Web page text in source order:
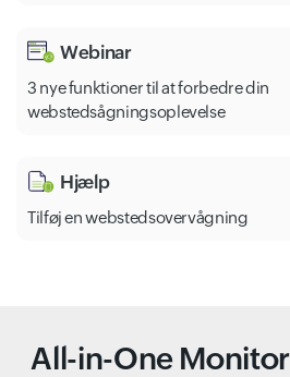
Webinar
3 nye funktioner til at forbedre din
webstedsågningsoplevelse
Hjælp
Tilføj en webstedsovervågning
All-in-One